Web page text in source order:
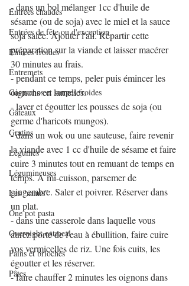
Entrées chaudes
Entrées de fête ou d'exception
Entrées froides
Entremets
Gaspachos et soupes froides
Gâteaux
Gratins
Légumes
Légumineuses
Les "minis"
One pot pasta
Overnight oatmeal
Pains et brioches
Pâtes
- dans un bol mélanger 1cc d'huile de
sésame (ou de soja) avec le miel et la sauce
soja salée. Ajouter l'ail. Répartir cette
préparation sur la viande et laisser macérer
30 minutes au frais.
- pendant ce temps, peler puis émincer les
oignons en lamelles.
- laver et égoutter les pousses de soja (ou
germe d'haricots mungos).
- dans un wok ou une sauteuse, faire revenir
la viande avec 1 cc d'huile de sésame et faire
cuire 3 minutes tout en remuant de temps en
temps. A mi-cuisson, parsemer de
gingembre. Saler et poivrer. Réserver dans
un plat.
- dans une casserole dans laquelle vous
aurez porté de l'eau à ébullition, faire cuire
vos vermicelles de riz. Une fois cuits, les
égoutter et les réserver.
- faire chauffer 2 minutes les oignons dans